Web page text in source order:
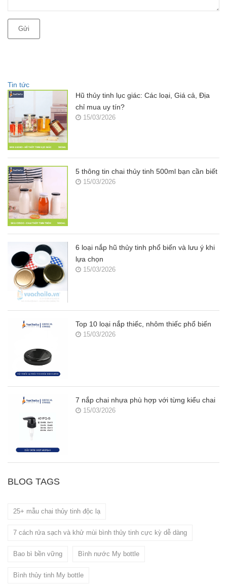
Gửi
Tin tức
Hũ thủy tinh lục giác: Các loại, Giá cả, Địa
chỉ mua uy tín?
15/03/2026
5 thông tin chai thủy tinh 500ml bạn cần biết
15/03/2026
6 loại nắp hũ thủy tinh phổ biến và lưu ý khi
lựa chọn
15/03/2026
Top 10 loại nắp thiếc, nhôm thiếc phổ biến
15/03/2026
7 nắp chai nhựa phù hợp với từng kiểu chai
15/03/2026
BLOG TAGS
25+ mẫu chai thủy tinh độc lạ
7 cách rửa sạch và khử mùi bình thủy tinh cực kỳ dễ dàng
Bao bì bền vững Bình nước My bottle
Bình thủy tinh My bottle